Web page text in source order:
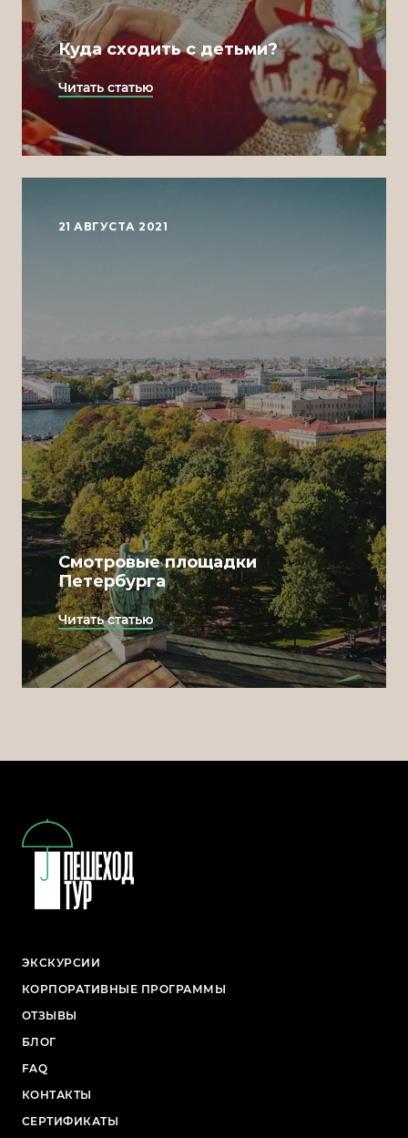
Куда сходить с детьми?
Читать статью
21 АВГУСТА 2021
Смотровые площадки
Петербурга
Читать статью
ЭКСКУРСИИ
КОРПОРАТИВНЫЕ ПРОГРАММЫ
ОТЗЫВЫ
БЛОГ
FAQ
КОНТАКТЫ
СЕРТИФИКАТЫ